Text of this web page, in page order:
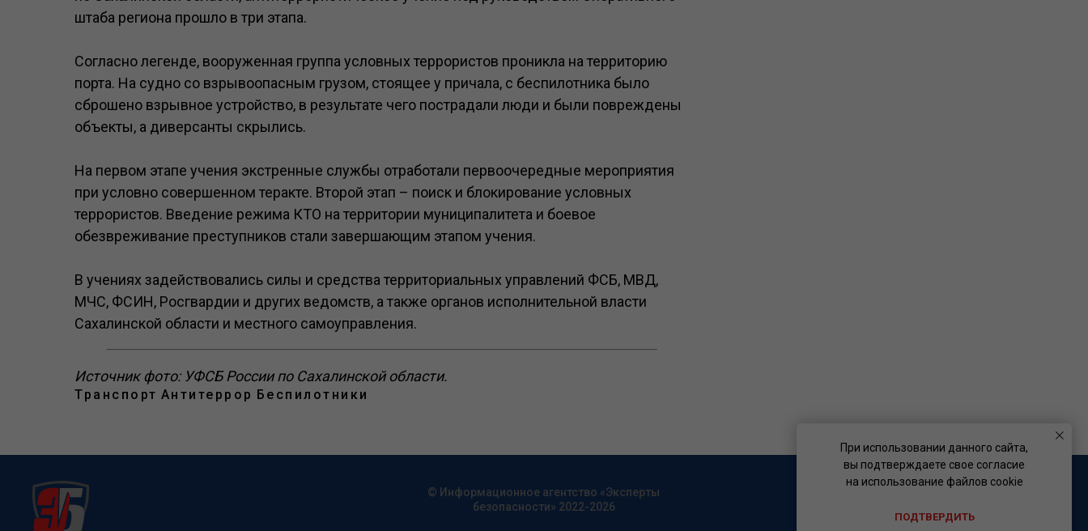
При использовании данного сайта,
вы подтверждаете свое согласие
на использование файлов cookie
ПОДТВЕРДИТЬ
штаба региона прошло в три этапа.
Согласно легенде, вооруженная группа условных террористов проникла на территорию
порта. На судно со взрывоопасным грузом, стоящее у причала, с беспилотника было
сброшено взрывное устройство, в результате чего пострадали люди и были повреждены
объекты, а диверсанты скрылись.
На первом этапе учения экстренные службы отработали первоочередные мероприятия
при условно совершенном теракте. Второй этап – поиск и блокирование условных
террористов. Введение режима КТО на территории муниципалитета и боевое
обезвреживание преступников стали завершающим этапом учения.
В учениях задействовались силы и средства территориальных управлений ФСБ, МВД,
МЧС, ФСИН, Росгвардии и других ведомств, а также органов исполнительной власти
Сахалинской области и местного самоуправления.
Источник фото: УФСБ России по Сахалинской области.
Транспорт Антитеррор Беспилотники
© Информационное агентство «Эксперты
безопасности» 2022-2026